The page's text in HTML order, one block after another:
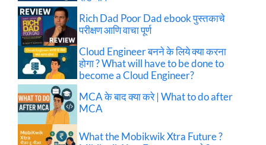
Rich Dad Poor Dad ebook पुस्तकाचे
परीक्षण आणि वाचा पूर्ण
Cloud Engineer बनने के लिये क्या करना
होगा ? What will have to be done to
become a Cloud Engineer?
MCA के बाद क्या करे | What to do after
MCA
What the Mobikwik Xtra Future ?